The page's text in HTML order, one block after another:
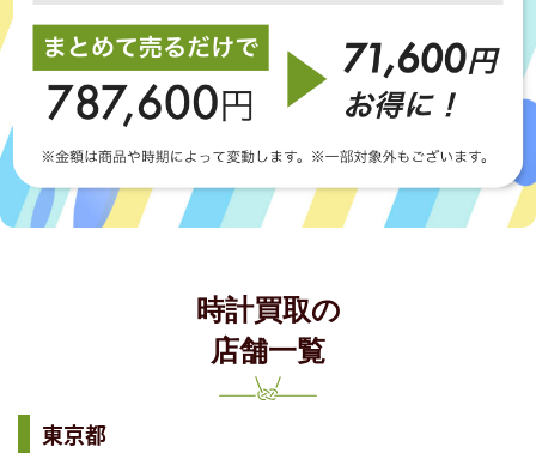
時計買取の
店舗一覧
東京都